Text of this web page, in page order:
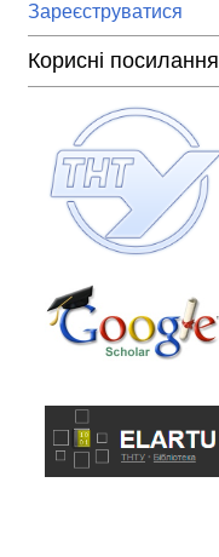
Зареєструватися
Корисні посилання